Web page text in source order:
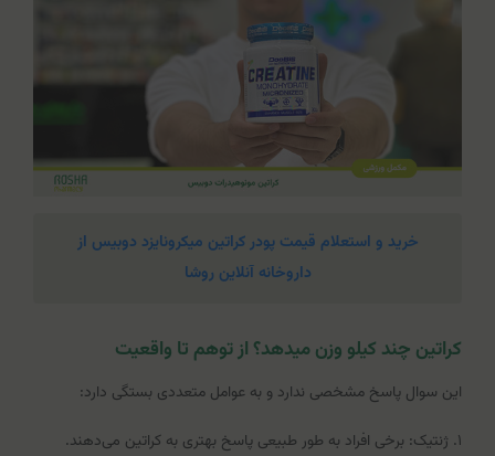
خرید و استعلام قیمت پودر کراتین میکرونایزد دوبیس از
داروخانه آنلاین روشا
کراتین چند کیلو وزن میدهد؟ از توهم تا واقعیت
این سوال پاسخ مشخصی ندارد و به عوامل متعددی بستگی دارد:
۱. ژنتیک: برخی افراد به طور طبیعی پاسخ بهتری به کراتین می‌دهند.